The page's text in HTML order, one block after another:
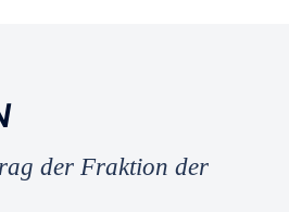
der Fraktion der